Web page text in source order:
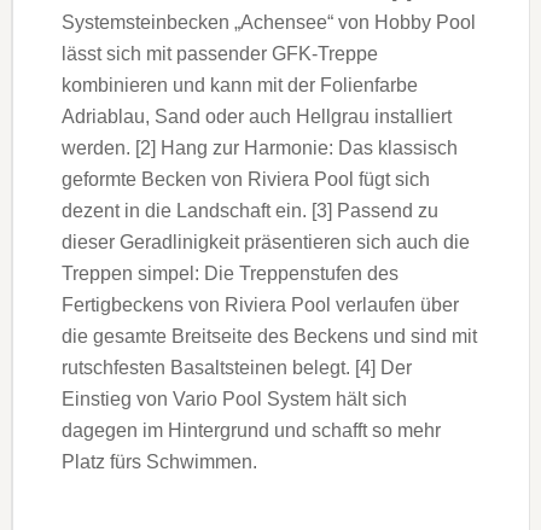
Systemsteinbecken „Achensee“ von Hobby Pool
lässt sich mit passender GFK-Treppe
kombinieren und kann mit der Folienfarbe
Adriablau, Sand oder auch Hellgrau installiert
werden. [2] Hang zur Harmonie: Das klassisch
geformte Becken von Riviera Pool fügt sich
dezent in die Landschaft ein. [3] Passend zu
dieser Geradlinigkeit präsentieren sich auch die
Treppen simpel: Die Treppenstufen des
Fertigbeckens von Riviera Pool verlaufen über
die gesamte Breitseite des Beckens und sind mit
rutschfesten Basaltsteinen belegt. [4] Der
Einstieg von Vario Pool System hält sich
dagegen im Hintergrund und schafft so mehr
Platz fürs Schwimmen.